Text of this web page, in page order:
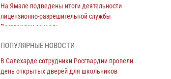
На Ямале подведены итоги деятельности
лицензионно-разрешительной службы
Росгвардии за июль
Росгвардия обеспечила общественный
порядок в период празднования Дня ВДВ на
ПОПУЛЯРНЫЕ НОВОСТИ
В Салехарде сотрудники Росгвардии провели
день открытых дверей для школьников